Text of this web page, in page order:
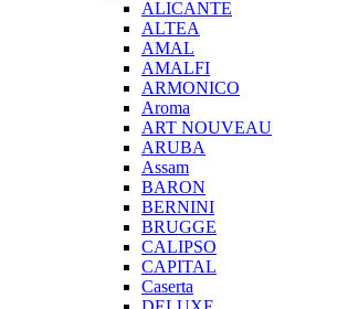
ALICANTE
ALTEA
AMAL
AMALFI
ARMONICO
Aroma
ART NOUVEAU
ARUBA
Assam
BARON
BERNINI
BRUGGE
CALIPSO
CAPITAL
Caserta